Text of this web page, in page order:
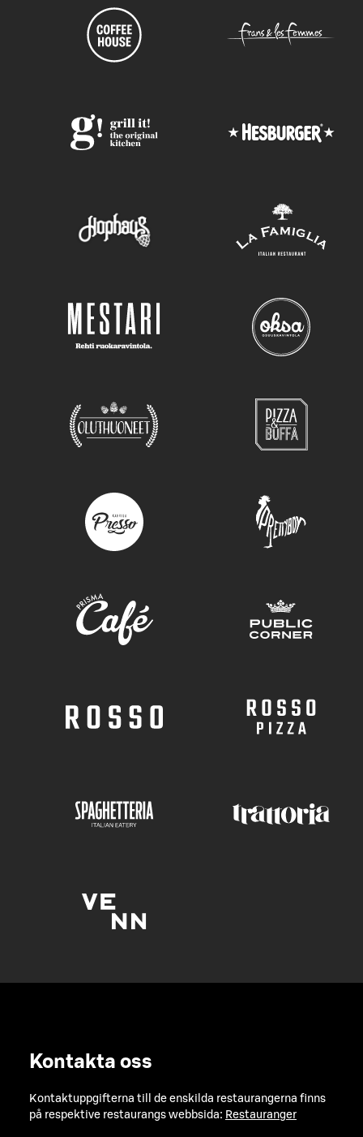
Kontakta oss
Kontaktuppgifterna till de enskilda restaurangerna finns
på respektive restaurangs webbsida: Restauranger